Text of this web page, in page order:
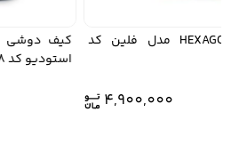
جاکارتی هگزاگونا HEXAGONA مدل فلين کد
4,900,000
استوديو کد 229858